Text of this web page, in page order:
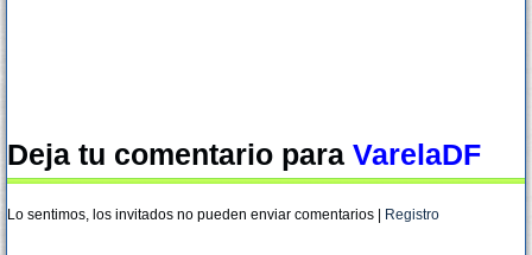
Deja tu comentario para VarelaDF
Lo sentimos, los invitados no pueden enviar comentarios | Registro